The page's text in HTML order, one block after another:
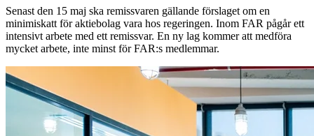
Senast den 15 maj ska remissvaren gällande förslaget om en
minimiskatt för aktiebolag vara hos regeringen. Inom FAR pågår ett
intensivt arbete med ett remissvar. En ny lag kommer att medföra
mycket arbete, inte minst för FAR:s medlemmar.